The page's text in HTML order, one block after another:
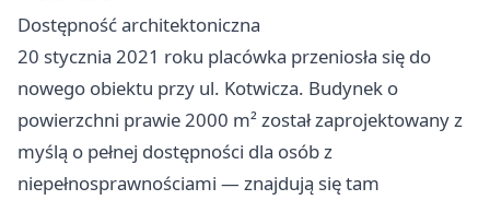
Dostępność architektoniczna
20 stycznia 2021 roku placówka przeniosła się do
nowego obiektu przy ul. Kotwicza. Budynek o
powierzchni prawie 2000 m² został zaprojektowany z
myślą o pełnej dostępności dla osób z
niepełnosprawnościami — znajdują się tam